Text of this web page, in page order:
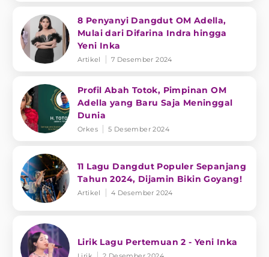
8 Penyanyi Dangdut OM Adella,
Mulai dari Difarina Indra hingga
Yeni Inka
Artikel 7 Desember 2024
Profil Abah Totok, Pimpinan OM
Adella yang Baru Saja Meninggal
Dunia
Orkes 5 Desember 2024
11 Lagu Dangdut Populer Sepanjang
Tahun 2024, Dijamin Bikin Goyang!
Artikel 4 Desember 2024
Lirik Lagu Pertemuan 2 - Yeni Inka